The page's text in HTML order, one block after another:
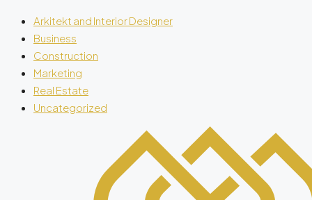
Arkitekt and Interior Designer
Business
Construction
Marketing
Real Estate
Uncategorized